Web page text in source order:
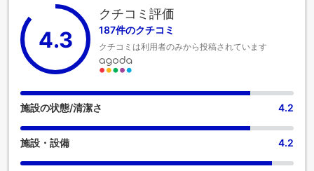
お飲み物をご用意しております。 必須のバスルームも同様に
重要で、当宿泊施設には、バスローブ、タオル、ヘアドライ
ヤーを用意している客室用バスルームもあります。
4.3
クチコミ評価
187件のクチコミ
クチコミは利用者のみから投稿されています
施設の状態/清潔さ 4.2
施設・設備 4.2